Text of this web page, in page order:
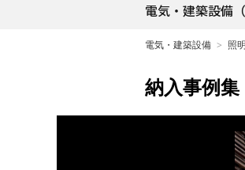
電気・建築設備
電気・建築設備 照
納入事例集